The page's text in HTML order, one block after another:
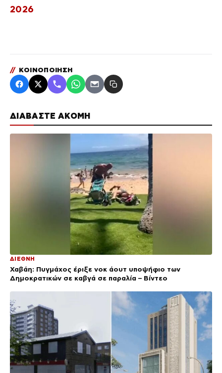
ΔΙΑΒΑΣΤΕ ΑΚΟΜΗ
ΔΙΕΘΝΗ
Χαβάη: Πυγμάχος έριξε νοκ άουτ υποψήφιο των
Δημοκρατικών σε καβγά σε παραλία – Βίντεο
2026
// ΚΟΙΝΟΠΟΙΗΣΗ